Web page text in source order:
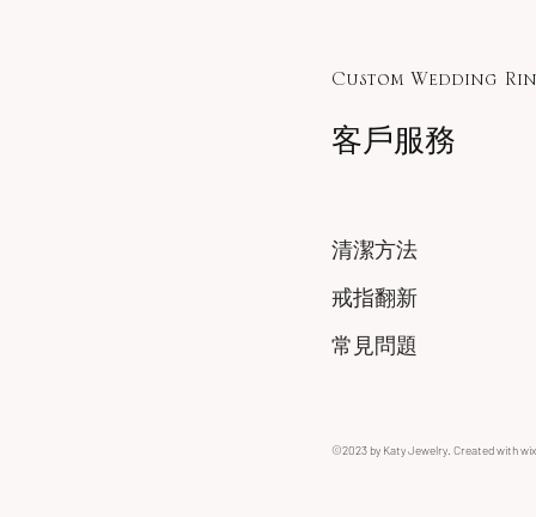
Custom Wedding
客戶服務
清潔方法
戒指翻新
常見問題
©2023 by Katy Jewelry. Created with